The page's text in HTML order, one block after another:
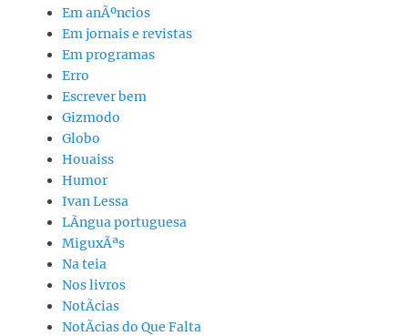
Em anÃºncios
Em jornais e revistas
Em programas
Erro
Escrever bem
Gizmodo
Globo
Houaiss
Humor
Ivan Lessa
LÃ­ngua portuguesa
MiguxÃªs
Na teia
Nos livros
NotÃ­cias
NotÃ­cias do Que Falta